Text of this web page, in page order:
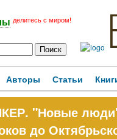
делитесь с миром!
Авторы Статьи
"Новые люди"
до